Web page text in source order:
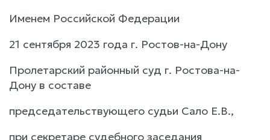
Именем Российской Федерации
21 сентября 2023 года г. Ростов-на-Дону
Пролетарский районный суд г. Ростова-на-
Дону в составе
председательствующего судьи Сало Е.В.,
при секретаре судебного заседания